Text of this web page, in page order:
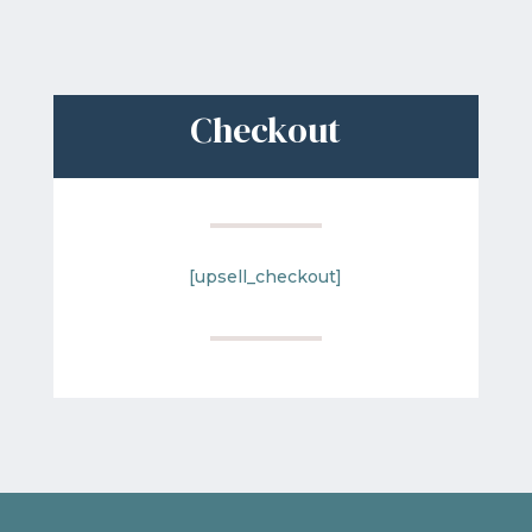
Checkout
[upsell_checkout]